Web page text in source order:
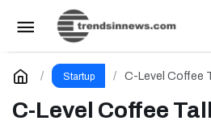
Startup C-Level Coffee
C-Level Coffee
Kadın Girişimciler İçin
Yorum Yap